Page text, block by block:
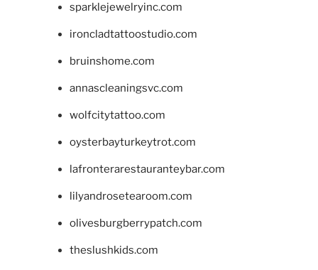
sparklejewelryinc.com
ironcladtattoostudio.com
bruinshome.com
annascleaningsvc.com
wolfcitytattoo.com
oysterbayturkeytrot.com
lafronterarestauranteybar.com
lilyandrosetearoom.com
olivesburgberrypatch.com
theslushkids.com